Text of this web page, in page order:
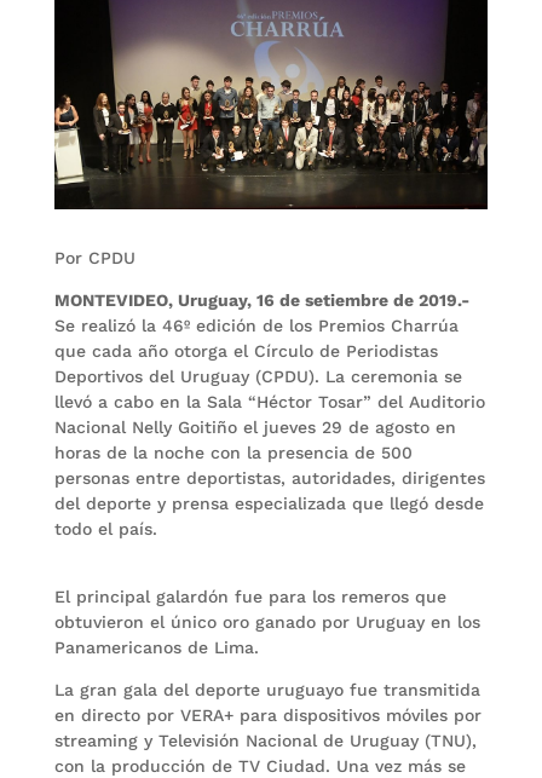
Por CPDU
MONTEVIDEO, Uruguay, 16 de setiembre de 2019.-
Se realizó la 46º edición de los Premios Charrúa
que cada año otorga el Círculo de Periodistas
Deportivos del Uruguay (CPDU). La ceremonia se
llevó a cabo en la Sala “Héctor Tosar” del Auditorio
Nacional Nelly Goitiño el jueves 29 de agosto en
horas de la noche con la presencia de 500
personas entre deportistas, autoridades, dirigentes
del deporte y prensa especializada que llegó desde
todo el país.
El principal galardón fue para los remeros que
obtuvieron el único oro ganado por Uruguay en los
Panamericanos de Lima.
La gran gala del deporte uruguayo fue transmitida
en directo por VERA+ para dispositivos móviles por
streaming y Televisión Nacional de Uruguay (TNU),
con la producción de TV Ciudad. Una vez más se